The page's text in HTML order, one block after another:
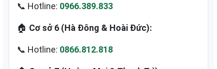
📞 Hotline: 0966.389.833
🏠 Cơ sở 6 (Hà Đông & Hoài Đức):
📞 Hotline: 0866.812.818